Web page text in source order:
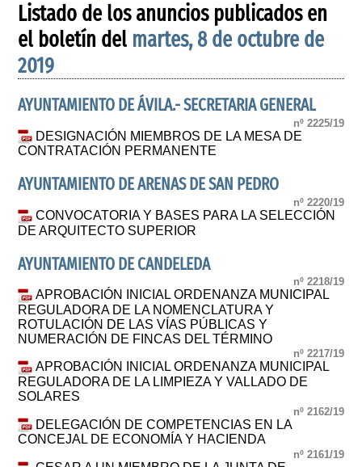
Listado de los anuncios publicados en
el boletín del martes, 8 de octubre de
2019
AYUNTAMIENTO DE ÁVILA.- SECRETARIA GENERAL
nº 2225/19
DESIGNACIÓN MIEMBROS DE LA MESA DE
CONTRATACIÓN PERMANENTE
AYUNTAMIENTO DE ARENAS DE SAN PEDRO
nº 2220/19
CONVOCATORIA Y BASES PARA LA SELECCIÓN
DE ARQUITECTO SUPERIOR
AYUNTAMIENTO DE CANDELEDA
nº 2218/19
APROBACIÓN INICIAL ORDENANZA MUNICIPAL
REGULADORA DE LA NOMENCLATURA Y
ROTULACIÓN DE LAS VÍAS PÚBLICAS Y
NUMERACIÓN DE FINCAS DEL TÉRMINO
nº 2217/19
APROBACIÓN INICIAL ORDENANZA MUNICIPAL
REGULADORA DE LA LIMPIEZA Y VALLADO DE
SOLARES
nº 2162/19
DELEGACIÓN DE COMPETENCIAS EN LA
CONCEJAL DE ECONOMÍA Y HACIENDA
nº 2161/19